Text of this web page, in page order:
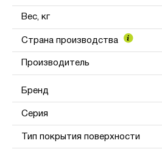
Вес, кг
Страна производства
Производитель
Бренд
Серия
Тип покрытия поверхности